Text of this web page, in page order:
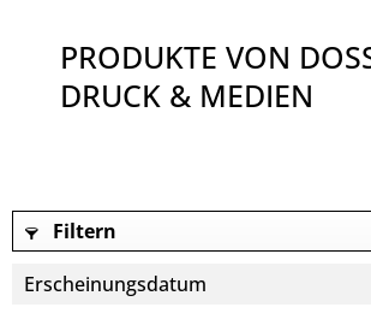
PRODUKTE VON
DRUCK & MEDIEN
Filtern